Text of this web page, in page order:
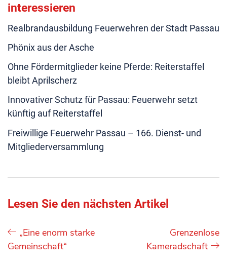
interessieren
Realbrandausbildung Feuerwehren der Stadt Passau
Phönix aus der Asche
Ohne Fördermitglieder keine Pferde: Reiterstaffel
bleibt Aprilscherz
Innovativer Schutz für Passau: Feuerwehr setzt
künftig auf Reiterstaffel
Freiwillige Feuerwehr Passau – 166. Dienst- und
Mitgliederversammlung
Lesen Sie den nächsten Artikel
„Eine enorm starke
Gemeinschaft“
Grenzenlose
Kameradschaft